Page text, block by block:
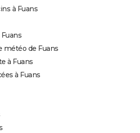
à Fuans
météo de Fuans
à Fuans
à Fuans